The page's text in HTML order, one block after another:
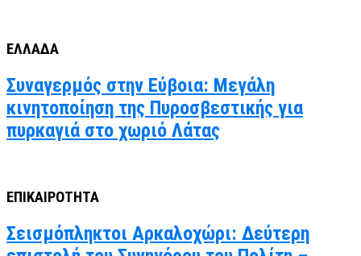
ΕΛΛΑΔΑ
Συναγερμός στην Εύβοια: Μεγάλη
κινητοποίηση της Πυροσβεστικής για
πυρκαγιά στο χωριό Λάτας
ΕΠΙΚΑΙΡΟΤΗΤΑ
Σεισμόπληκτοι Αρκαλοχώρι: Δεύτερη